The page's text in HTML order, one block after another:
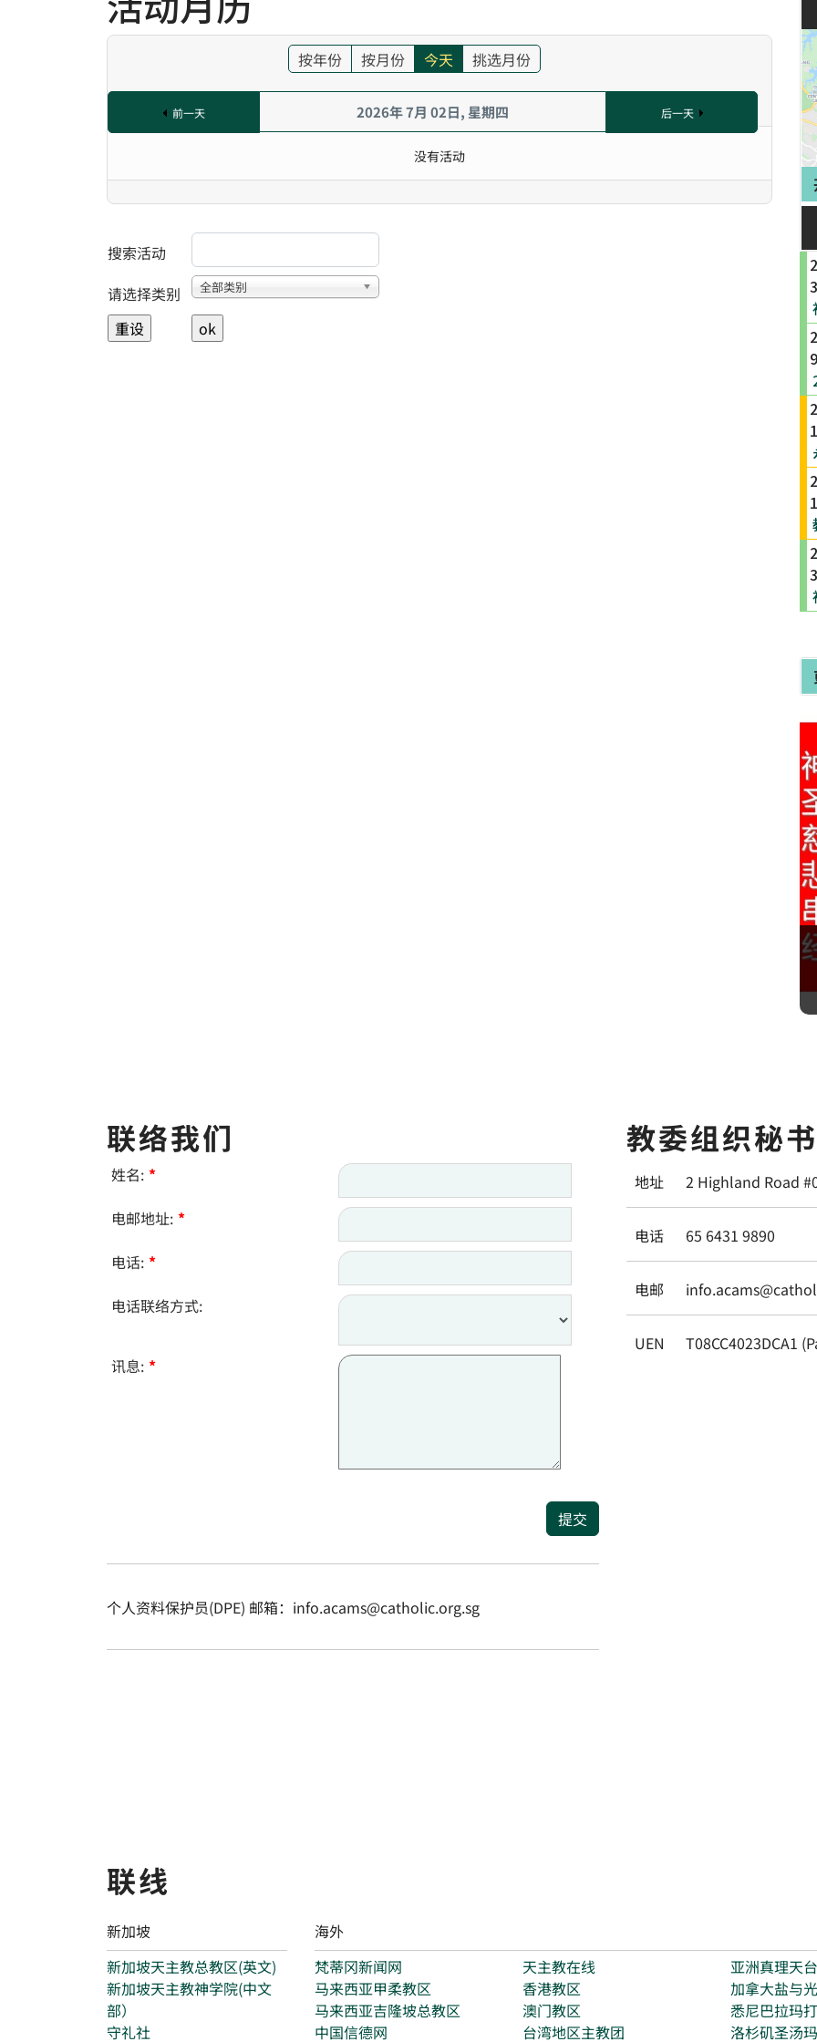
按年份 按月份 今天 挑选月份
前一天 2026年 7月 02日, 星期四 后一天
没有活动
搜索活动
请选择类别 Select a Category to filter list
全部类别
联络我们
姓名: *
电邮地址: *
电话: *
电话联络方式:
讯息: *
提交
个人资料保护员(DPE) 邮箱：info.acams@catholic.org.sg
教委组织秘
地址 2 Highland Road
电话 65 6431 9890
电邮
UEN T08CC4023DCA1
联线
新加坡
新加坡天主教总教区(英文)
新加坡天主教神学院(中文
部）
守礼社
海外
梵蒂冈新闻网
马来西亚甲柔教区
马来西亚吉隆坡总教区
中国信德网
天主教在线
香港教区
澳门教区
台湾地区主教团
亚洲真理天台
加拿大盐与光
悉尼巴拉玛
洛杉矶圣汤